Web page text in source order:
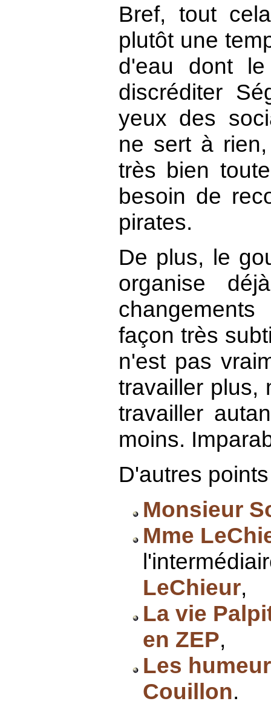
Bref, tout
plutôt une
d'eau dont
discréditer
yeux des
ne sert à
très bien
besoin de
pirates.
De plus, le
organise
façon très
n'est pas
travailler plus,
travailler
moins.
D'autres
Monsieur
Mme
LeChieur,
La vie
en ZEP,
Les
Couillon.